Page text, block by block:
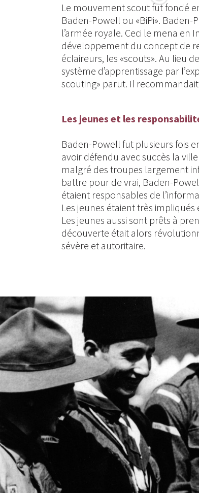
Le mouvement scout fut fondé
Baden-Powell ou «BiPi».
l’armée royale. Ceci le mena
développement du concept de
éclaireurs, les «scouts». Au lieu
système d’apprentissage par
scouting» parut. Il
Les jeunes et les
Baden-Powell fut plusieurs fois
avoir défendu avec succès la
malgré des troupes largement
battre pour de vrai, Baden-
étaient responsables de
Les jeunes étaient très
Les jeunes aussi sont prêts à
découverte était alors
sévère et autoritaire.